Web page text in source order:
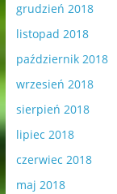
grudzień 2018
listopad 2018
październik 2018
wrzesień 2018
sierpień 2018
lipiec 2018
czerwiec 2018
maj 2018